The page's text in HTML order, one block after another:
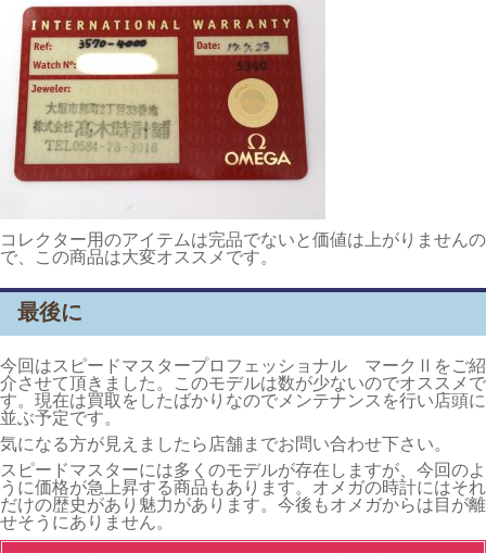
コレクター用のアイテムは完品でないと価値は上がりませんの
で、この商品は大変オススメです。
最後に
今回はスピードマスタープロフェッショナル マークⅡをご紹
介させて頂きました。このモデルは数が少ないのでオススメで
す。現在は買取をしたばかりなのでメンテナンスを行い店頭に
並ぶ予定です。
気になる方が見えましたら店舗までお問い合わせ下さい。
スピードマスターには多くのモデルが存在しますが、今回のよ
うに価格が急上昇する商品もあります。オメガの時計にはそれ
だけの歴史があり魅力があります。今後もオメガからは目が離
せそうにありません。